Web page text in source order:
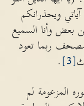
آياتي ويحذرانكم
بعض وأنا السميع
ربما تعود
[3]
.
المزعومة لم